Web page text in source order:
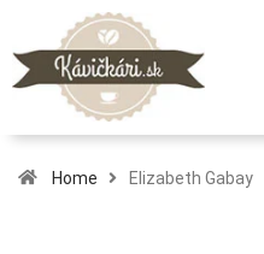
Home Elizabeth Gabay